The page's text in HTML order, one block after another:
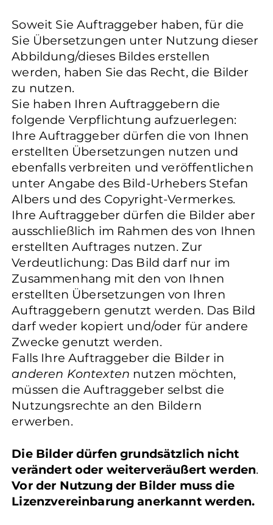
Soweit Sie Auftraggeber haben, für die
Sie Übersetzungen unter Nutzung dieser
Abbildung/dieses Bildes erstellen
werden, haben Sie das Recht, die Bilder
zu nutzen.
Sie haben Ihren Auftraggebern die
folgende Verpflichtung aufzuerlegen:
Ihre Auftraggeber dürfen die von Ihnen
erstellten Übersetzungen nutzen und
ebenfalls verbreiten und veröffentlichen
unter Angabe des Bild-Urhebers Stefan
Albers und des Copyright-Vermerkes.
Ihre Auftraggeber dürfen die Bilder aber
ausschließlich im Rahmen des von Ihnen
erstellten Auftrages nutzen. Zur
Verdeutlichung: Das Bild darf nur im
Zusammenhang mit den von Ihnen
erstellten Übersetzungen von Ihren
Auftraggebern genutzt werden. Das Bild
darf weder kopiert und/oder für andere
Zwecke genutzt werden.
Falls Ihre Auftraggeber die Bilder in
anderen Kontexten nutzen möchten,
müssen die Auftraggeber selbst die
Nutzungsrechte an den Bildern
erwerben.
Die Bilder dürfen grundsätzlich nicht
verändert oder weiterveräußert werden.
Vor der Nutzung der Bilder muss die
Lizenzvereinbarung anerkannt werden.